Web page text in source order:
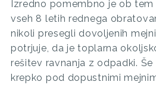
Izredno pomembno je ob
vseh 8 letih rednega
nikoli presegli dovoljenih
potrjuje, da je toplarna
rešitev ravnanja z odpadki.
krepko pod dopustnimi